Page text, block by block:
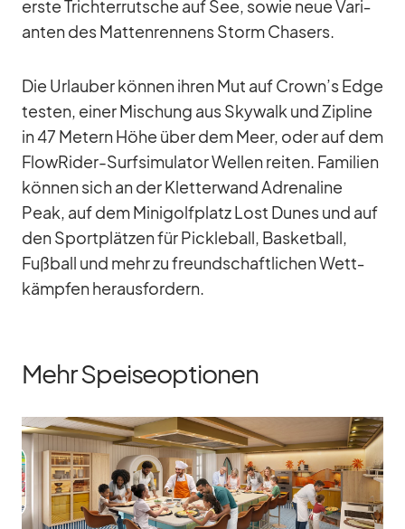
erste Trich­ter­rut­sche auf See, so­wie neue Va­ri­
an­ten des Mat­ten­ren­nens Storm Cha­sers.
Die Ur­lau­ber kön­nen ih­ren Mut auf Crown’s Edge
tes­ten, ei­ner Mi­schung aus Sky­walk und Zi­pline
in 47 Me­tern Höhe über dem Meer, oder auf dem
FlowRi­der-Surf­si­mu­la­tor Wel­len rei­ten. Fa­mi­lien
kön­nen sich an der Klet­ter­wand Ad­re­na­line
Peak, auf dem Mi­ni­golf­platz Lost Dunes und auf
den Sport­plät­zen für Pick­leball, Bas­ket­ball,
Fuß­ball und mehr zu freund­schaft­li­chen Wett­
kämp­fen her­aus­for­dern.
Mehr Speiseoptionen